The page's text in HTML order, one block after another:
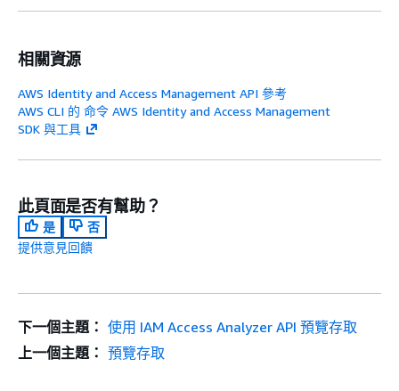
相關資源
AWS Identity and Access Management API 參考
AWS CLI 的 命令 AWS Identity and Access Management
SDK 與工具
此頁面是否有幫助？
是
否
提供意見回饋
下一個主題： 使用 IAM Access Analyzer API 預覽存取
上一個主題： 預覽存取